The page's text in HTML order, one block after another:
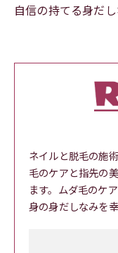
自信の持てる身だ
ネイルと脱毛の施
毛のケアと指先の
ます。ムダ毛のケ
身の身だしなみを